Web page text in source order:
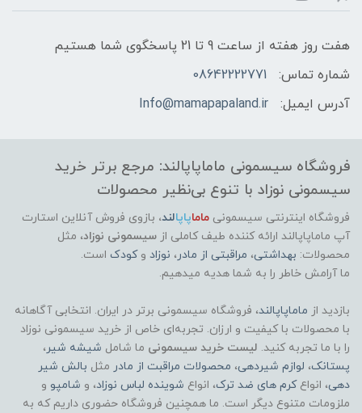
ایمنی و استانداردها:
تست شده از نظر پوستی و سازگار با پوست
قابل استفاده مداوم در دوران شیردهی
ایمن برای تماس غیرمستقیم با دهان نوزاد
کشور برند:
دسته‌بندی محصول:
مراقبت از مادر / محصولات دوران شیردهی
هفت روز هفته از ساعت 9 تا 21 پاسخگوی شما هستیم
شماره تماس:
08642222771
آدرس ایمیل:
Info@mamapapaland.ir
فروشگاه سیسمونی ماماپاپالند: مرجع برتر خرید
سیسمونی نوزاد با تنوع بی‌نظیر محصولات
فروشگاه اینترنتی سیسمونی ماماپاپالند، بازوی فروش آنلاین استارت
آپ ماماپاپالند ارائه کننده طیف کاملی از سیسمونی نوزاد، مثل
محصولات: بهداشتی، مراقبتی از مادر، نوزاد وکودک است.
ما آرامش خاطر را به شما هدیه میدهیم.
بازدید از ماماپاپالند، فروشگاه سیسمونی برتر در ایران. انتخابی آگاهانه
با محصولات با کیفیت و ارزان. تجربه‌ای خاص از خرید سیسمونی نوزاد
را با ما تجربه کنید. لیست خرید سیسمونی ما شامل شیشه شیر،
پستانک، لوازم شیردهی، محصولات مراقبت از مادر مثل بالش شیر
دهی، انواعکرم های ضد ترک، انواع شوینده لباس نوزاد، و شامپو و
ملزومات متنوع دیگر است. ما همچنین فروشگاه حضوری داریم که به